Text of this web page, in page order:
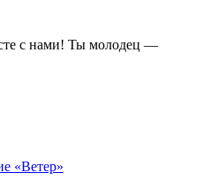
с нами! Ты молодец —
«Ветер»